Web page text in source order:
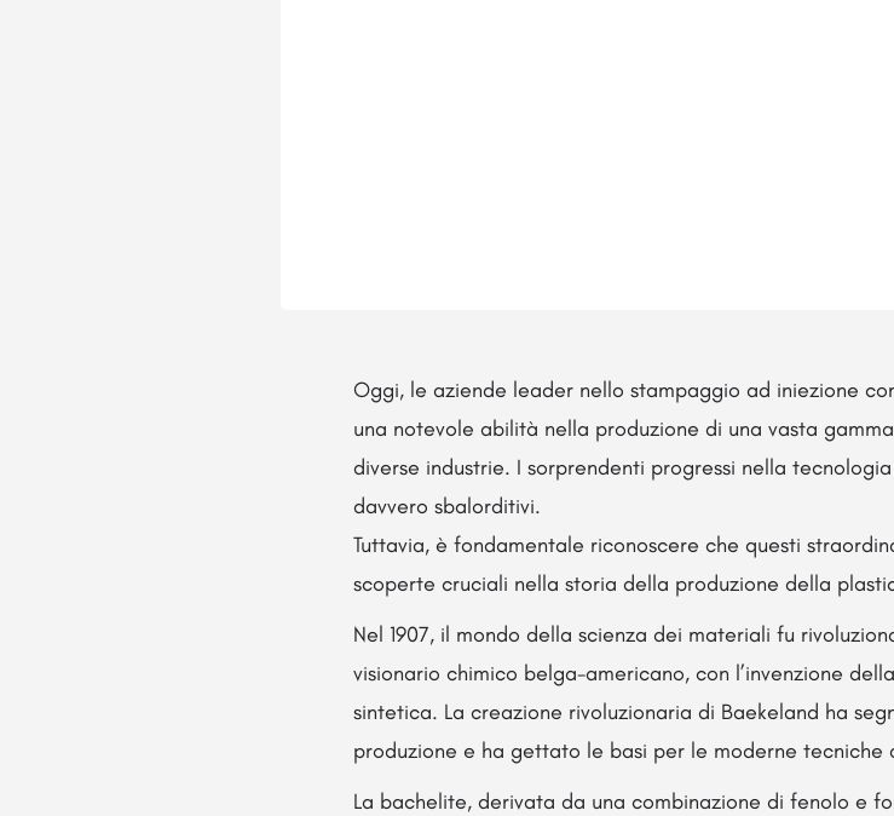
Oggi, le aziende leader nello stampaggio ad iniezione
una notevole abilità nella produzione di una vasta
diverse industrie. I sorprendenti progressi nella
davvero sbalorditivi.
Tuttavia, è fondamentale riconoscere che questi
scoperte cruciali nella storia della produzione della
Nel 1907, il mondo della scienza dei materiali fu
visionario chimico belga-americano, con l’invenzione
sintetica. La creazione rivoluzionaria di Baekeland ha
produzione e ha gettato le basi per le moderne tecniche
La bachelite, derivata da una combinazione di fenolo e